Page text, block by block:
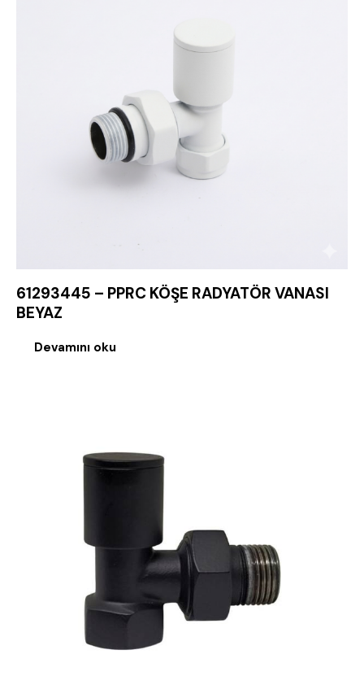
61293445 – PPRC KÖŞE RADYATÖR VANASI
BEYAZ
Devamını oku